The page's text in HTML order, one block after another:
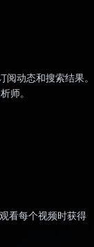
动态和搜索结果。
师。
看每个视频时获得